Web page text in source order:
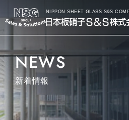
NIPPON SHEET GLASS S&S
NEWS
新着情報